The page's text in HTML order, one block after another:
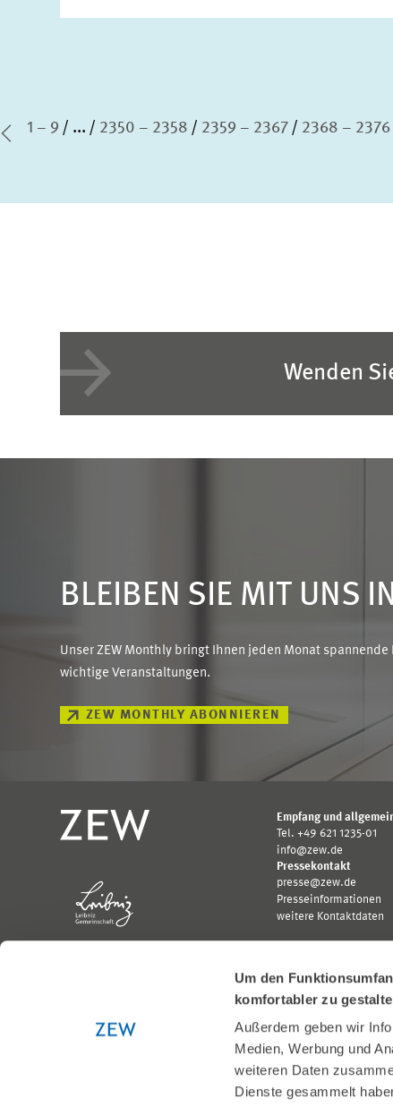
Um den
komfortabler zu
Außerdem geben wir
Medien, Werbung und
weiteren Daten
Dienste gesammelt
Seite
Vorherige Seite
1 – 9 ... 2350 – 2358 2359 – 2367 2368 – 2376
Wenden
BLEIBEN SIE MIT UNS
Unser ZEW Monthly bringt Ihnen jeden Monat
wichtige Veranstaltungen.
ZEW MONTHLY ABONNIEREN
Empfang und
Tel. +49 621 1235-01
info@zew.de
Pressekontakt
presse@zew.de
Presseinformationen
weitere Kontaktdaten
Gefördert von:
Ministerium
Wissenschaft,